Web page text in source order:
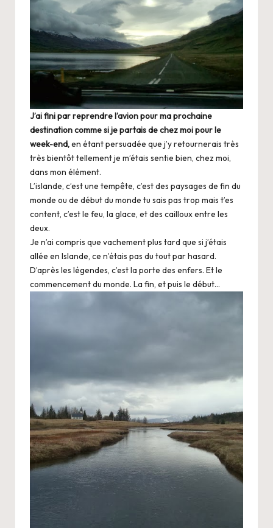
J’ai fini par reprendre l’avion pour ma prochaine
destination comme si je partais de chez moi pour le
week-end,en étant persuadée que j’y retournerais très
très bientôt tellement je m’étais sentie bien, chez moi,
dans mon élément.
L’islande, c’est une tempête, c’est des paysages de fin du
monde ou de début du monde tu sais pas trop mais t’es
content, c’est le feu, la glace, et des cailloux entre les
deux.
Je n’ai compris que vachement plus tard que si j’étais
allée en Islande, ce n’étais pas du tout par hasard.
D’après les légendes, c’est la porte des enfers. Et le
commencement du monde. La fin, et puis le début…